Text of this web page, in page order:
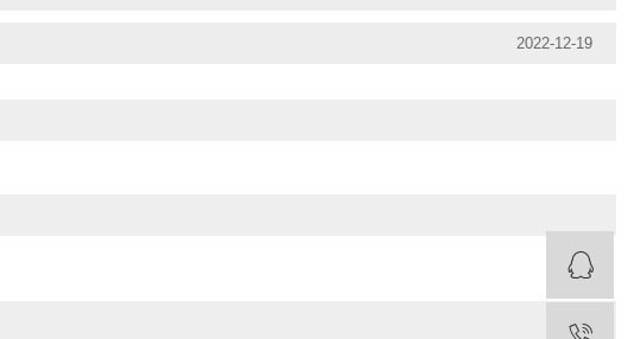
2022-12-19